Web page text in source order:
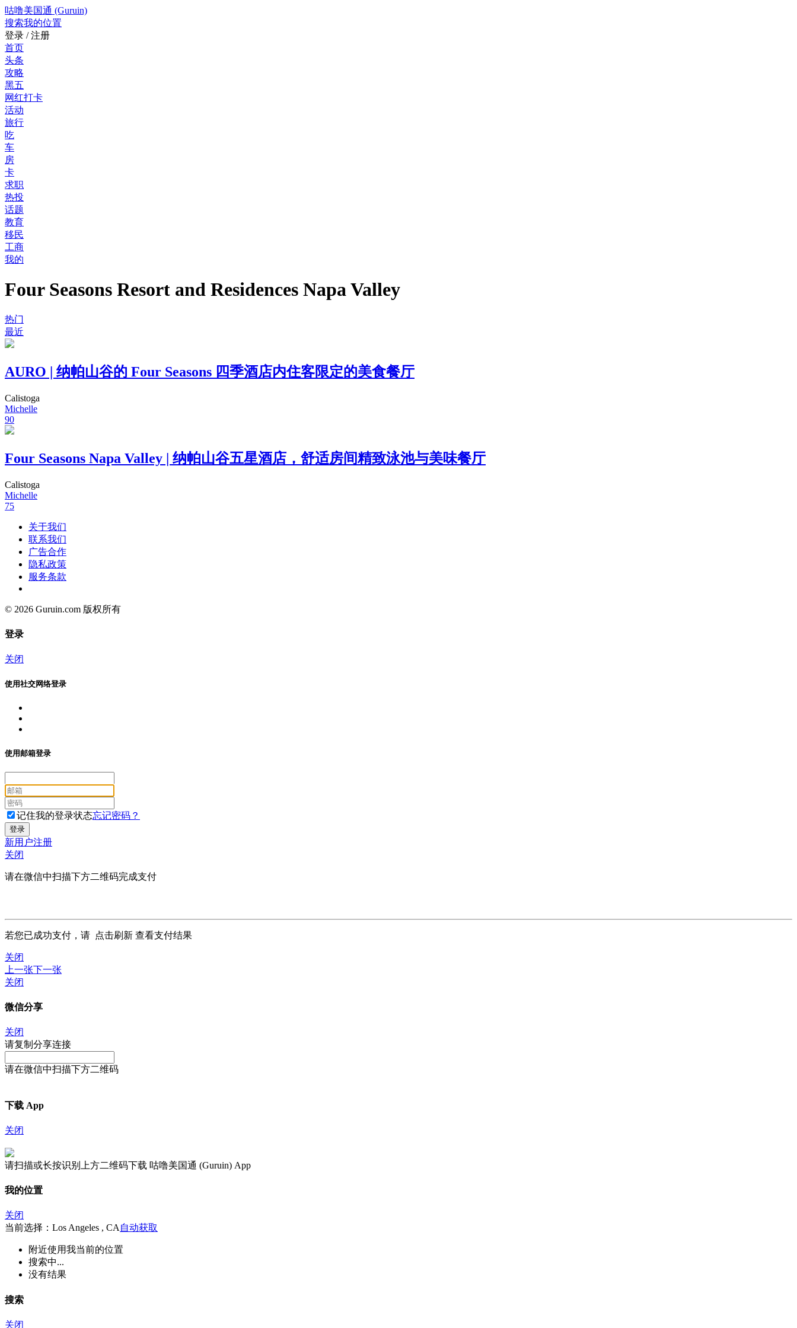
咕噜美国通 (Guruin)
搜索我的位置
登录 / 注册
首页
头条
攻略
黑五
网红打卡
活动
旅行
吃
车
房
卡
求职
热投
话题
教育
移民
工商
我的
Four Seasons Resort and Residences Napa Valley
热门
最近
AURO | 纳帕山谷的 Four Seasons 四季酒店内住客限定的美食餐厅
Calistoga
Michelle
90
Four Seasons Napa Valley | 纳帕山谷五星酒店，舒适房间精致泳池与美味餐厅
Calistoga
Michelle
75
关于我们
联系我们
广告合作
隐私政策
服务条款
© 2026 Guruin.com 版权所有
登录
关闭
使用社交网络登录
使用邮箱登录
记住我的登录状态忘记密码？
新用户注册
关闭
请在微信中扫描下方二维码完成支付
若您已成功支付，请 点击刷新 查看支付结果
关闭
上一张下一张
关闭
微信分享
关闭
请复制分享连接
请在微信中扫描下方二维码
下载 App
关闭
请扫描或长按识别上方二维码下载 咕噜美国通 (Guruin) App
我的位置
关闭
当前选择：Los Angeles , CA 自动获取
附近使用我当前的位置
搜索中...
没有结果
搜索
关闭